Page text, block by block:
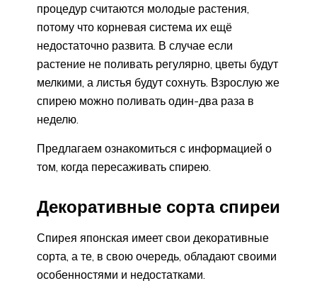
процедур считаются молодые растения,
потому что корневая система их ещё
недостаточно развита. В случае если
растение не поливать регулярно, цветы будут
мелкими, а листья будут сохнуть. Взрослую же
спирею можно поливать один-два раза в
неделю.
Предлагаем ознакомиться с информацией о
том, когда пересаживать спирею.
Декоративные сорта спиреи
Спирeя японская имеет свои декоративные
сорта, а те, в свою очередь, обладают своими
особенностями и недостатками.